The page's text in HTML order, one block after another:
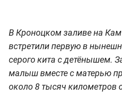
В Кроноцком заливе на
встретили первую в
серого кита с детёнышем.
малыш вместе с матерью
около 8 тысяч километров